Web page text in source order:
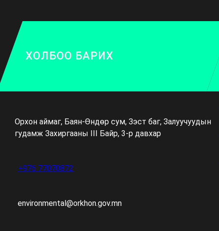
ХОЛБОО БАРИХ
Орхон аймаг, Баян-Өндөр сум, Зэст баг, Залуучуудын
гудамж Захиргааны III Байр, 3-р давхар
+976 77070872
environmental@orkhon.gov.mn